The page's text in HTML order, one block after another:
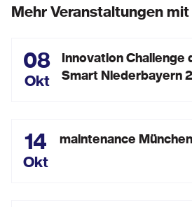
Mehr Veranstaltungen mit
08
Okt
Innovation Challenge
Smart Niederbayern
14
Okt
maintenance München